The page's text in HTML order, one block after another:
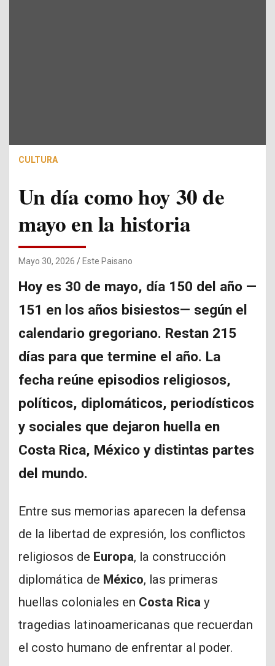
CULTURA
Un día como hoy 30 de
mayo en la historia
Mayo 30, 2026 Este Paisano
Hoy es 30 de mayo, día 150 del año —
151 en los años bisiestos— según el
calendario gregoriano. Restan 215
días para que termine el año. La
fecha reúne episodios religiosos,
políticos, diplomáticos, periodísticos
y sociales que dejaron huella en
Costa Rica, México y distintas partes
del mundo.
Entre sus memorias aparecen la defensa
de la libertad de expresión, los conflictos
religiosos de Europa, la construcción
diplomática de México, las primeras
huellas coloniales en Costa Rica y
tragedias latinoamericanas que recuerdan
el costo humano de enfrentar al poder.